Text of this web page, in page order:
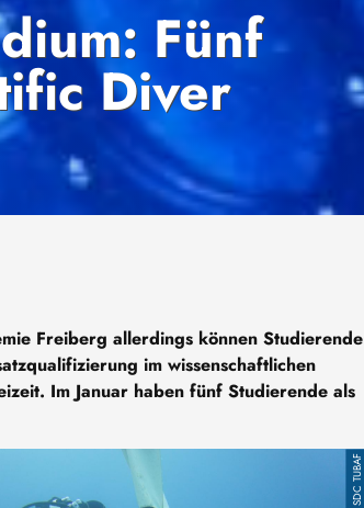
Fünf
Diver
Freiberg allerdings können Studierende
im wissenschaftlichen
Im Januar haben fünf Studierende als
SDC TUBAF